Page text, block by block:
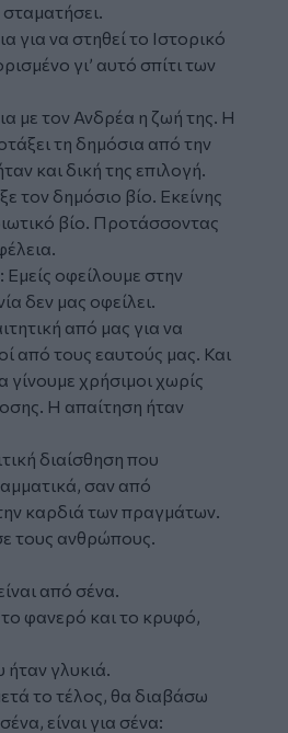
για να στηθεί το Ιστορικό
γι’ αυτό σπίτι των
με τον Ανδρέα η ζωή της. Η
τη δημόσια από την
και δική της επιλογή.
τον δημόσιο βίο. Εκείνης
βίο. Προτάσσοντας
Εμείς οφείλουμε στην
δεν μας οφείλει.
από μας για να
από τους εαυτούς μας. Και
γίνουμε χρήσιμοι χωρίς
Η απαίτηση ήταν
διαίσθηση που
σαν από
καρδιά των πραγμάτων.
τους ανθρώπους.
από σένα.
φανερό και το κρυφό,
γλυκιά.
το τέλος, θα διαβάσω
είναι για σένα: